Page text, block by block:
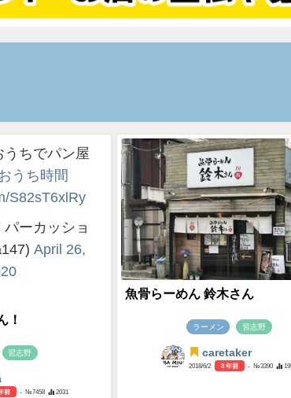
ちでパン屋
うち時間
S82sT6xlRy
ーカッショ
April 26,
！
習志野
前 - №7458 2031
魚骨らーめん 鈴木さん
ラーメン 習志野
caretaker
2018/6/2 8 年前 - №3390